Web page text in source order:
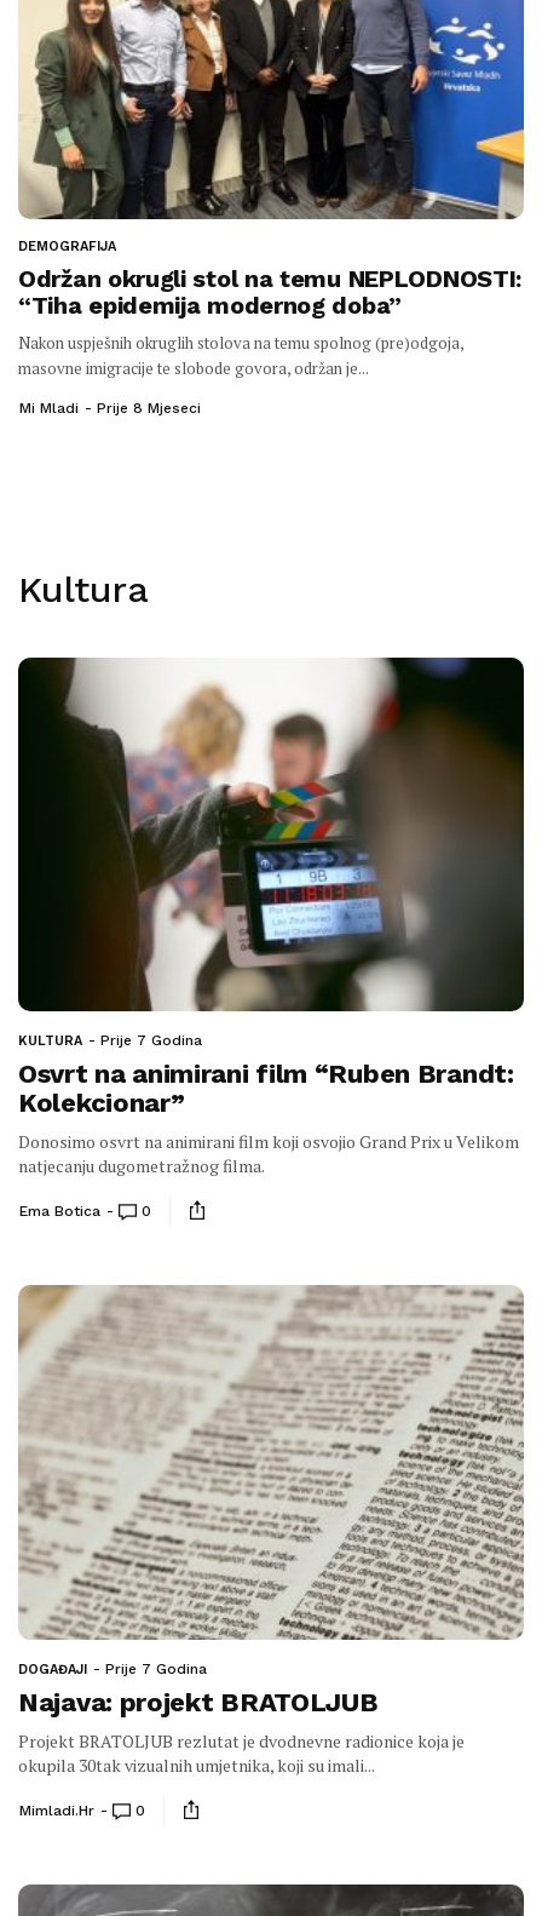
DEMOGRAFIJA
Održan okrugli stol na temu NEPLODNOSTI:
“Tiha epidemija modernog doba”
Nakon uspješnih okruglih stolova na temu spolnog (pre)odgoja,
masovne imigracije te slobode govora, održan je...
Mi Mladi Prije 8 Mjeseci
Kultura
KULTURA Prije 7 Godina
Osvrt na animirani film “Ruben Brandt:
Kolekcionar”
Donosimo osvrt na animirani film koji osvojio Grand Prix u Velikom
natjecanju dugometražnog filma.
Ema Botica 0
DOGAĐAJI Prije 7 Godina
Najava: projekt BRATOLJUB
Projekt BRATOLJUB rezlutat je dvodnevne radionice koja je
okupila 30tak vizualnih umjetnika, koji su imali...
Mimladi.hr 0